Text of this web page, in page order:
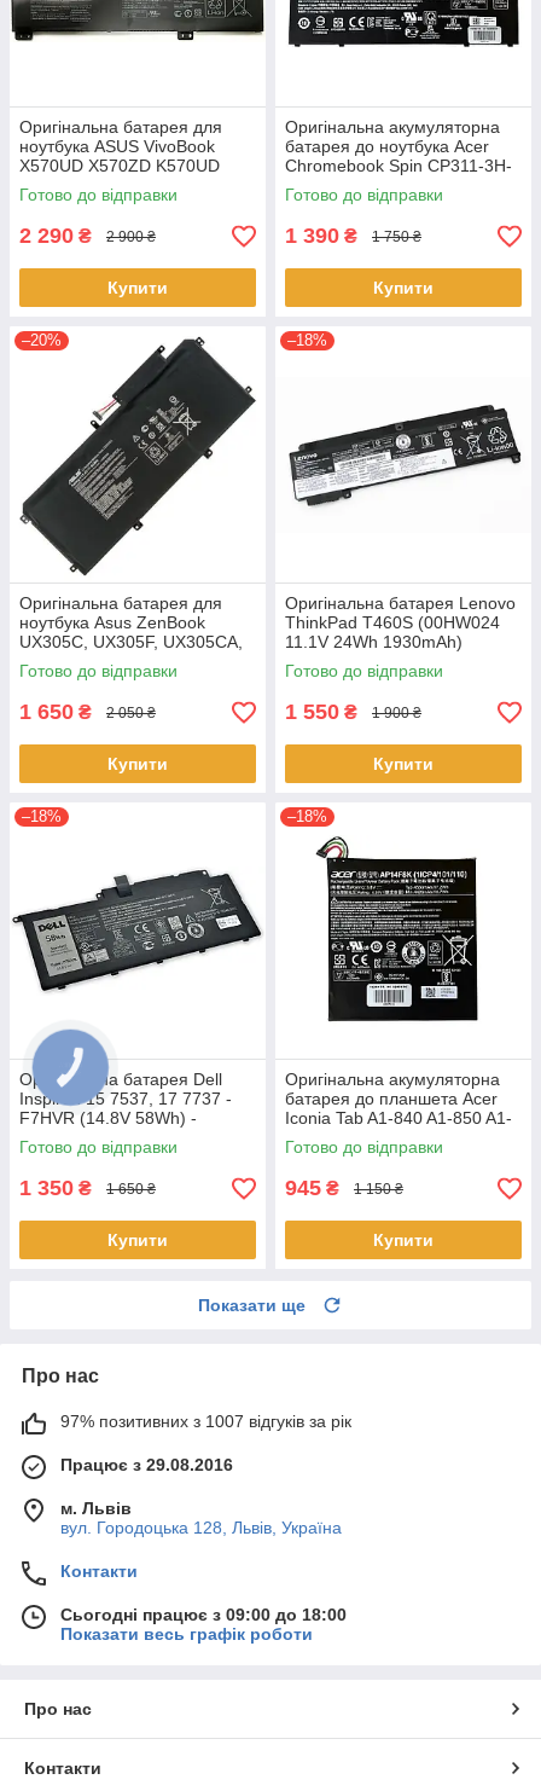
Оригінальна батарея для
ноутбука ASUS VivoBook
X570UD X570ZD K570UD
K570ZD R570UD R570ZD
F570UD - B31N1723
Готово до відправки
2 290 ₴ 2 900 ₴
Купити
Оригінальна акумуляторна
батарея до ноутбука Acer
Chromebook Spin CP311-3H-
K2RJ CP311-2H-C679 CP513-
1HL CP513-1H - AP16L8J
Готово до відправки
1 390 ₴ 1 750 ₴
Купити
–20%
Оригінальна батарея для
ноутбука Asus ZenBook
UX305C, UX305F, UX305CA,
UX305FA - C31N1411 (+11.4 V
45Wh) АКБ
Готово до відправки
1 650 ₴ 2 050 ₴
Купити
–18%
Оригінальна батарея Lenovo
ThinkPad T460S (00HW024
11.1V 24Wh 1930mAh)
Акумулятор, АКБ для
ноутбука
Готово до відправки
1 550 ₴ 1 900 ₴
Купити
–18%
Оригінальна батарея Dell
Inspiron 15 7537, 17 7737 -
F7HVR (14.8V 58Wh) -
Акумулятор, АКБ
Готово до відправки
1 350 ₴ 1 650 ₴
Купити
–18%
Оригінальна акумуляторна
батарея до планшета Acer
Iconia Tab A1-840 A1-850 A1-
860 One 8 B1-810 B1-820 B1-
830 - AP14F8K
Готово до відправки
945 ₴ 1 150 ₴
Купити
Показати ще
Про нас
97% позитивних з 1007 відгуків за рік
Працює з 29.08.2016
м. Львів
вул. Городоцька 128, Львів, Україна
Контакти
Сьогодні працює з 09:00 до 18:00
Показати весь графік роботи
Про нас
Контакти